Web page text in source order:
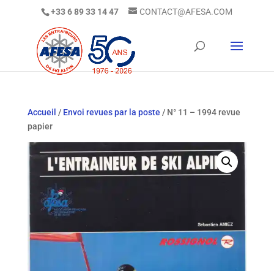
+33 6 89 33 14 47 CONTACT@AFESA.COM
Accueil / Envoi revues par la poste / N° 11 – 1994 revue
papier